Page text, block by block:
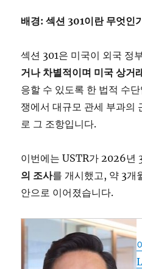
배경:섹션 301이란 무엇인
섹션 301은 미국이 외국 정
거나 차별적이며 미국상거
응할 수 있도록 한 법적 수
쟁에서 대규모 관세 부과의
로 그 조항입니다.
이번에는 USTR가 2026년
의 조사를 개시했고, 약 3개
안으로 이어졌습니다.